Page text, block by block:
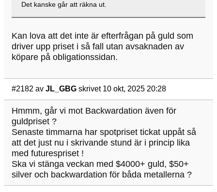
Det kanske går att räkna ut.
Kan lova att det inte är efterfrågan på guld som
driver upp priset i så fall utan avsaknaden av
köpare på obligationssidan.
#2182 av JL_GBG skrivet 10 okt, 2025 20:28
Hmmm, går vi mot Backwardation även för
guldpriset ?
Senaste timmarna har spotpriset tickat uppåt så
att det just nu i skrivande stund är i princip lika
med futurespriset !
Ska vi stänga veckan med $4000+ guld, $50+
silver och backwardation för båda metallerna ?